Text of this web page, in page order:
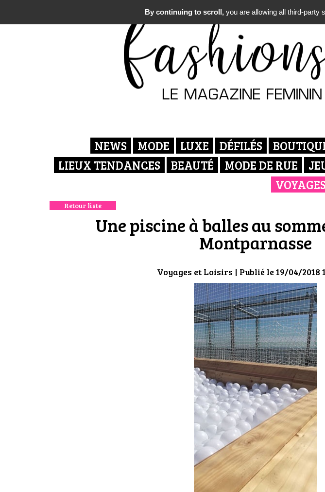
NEWS MODE LUXE DÉFILÉS
LIEUX TENDANCES
BEAUTÉ MODE DE RUE
Retour liste
Une piscine à balles au
Montparnasse
Voyages et Loisirs | Publié le 19/04/2018
By continuing to scroll, you are allowing all third-party